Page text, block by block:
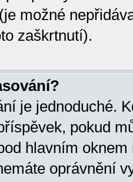
možné
zaškrtnutí).
je jednoduché.
pokud
hlavním oknem
oprávnění